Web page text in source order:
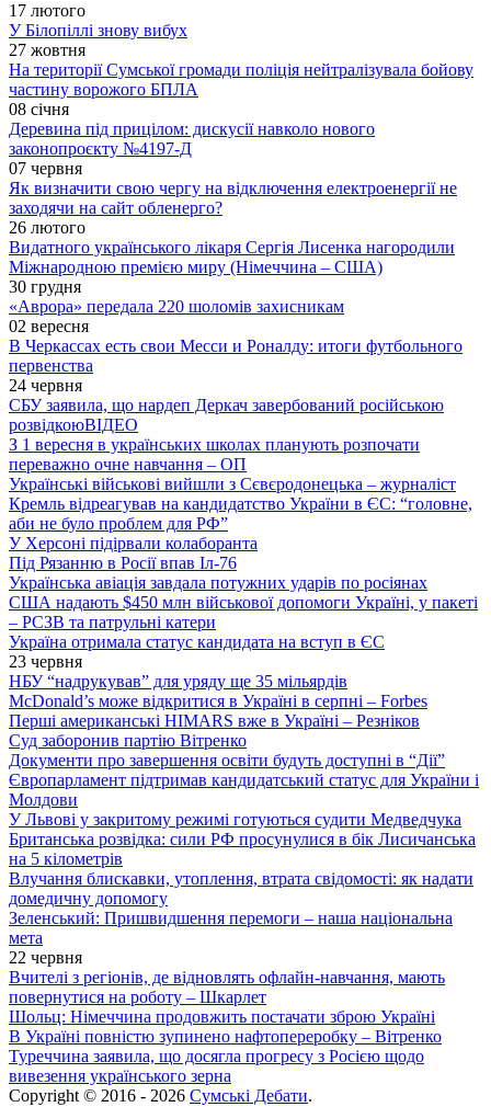
17 лютого
У Білопіллі знову вибух
27 жовтня
На території Сумської громади поліція нейтралізувала бойову
частину ворожого БПЛА
08 січня
Деревина під прицілом: дискусії навколо нового
законопроєкту №4197-Д
07 червня
Як визначити свою чергу на відключення електроенергії не
заходячи на сайт обленерго?
26 лютого
Видатного українського лікаря Сергія Лисенка нагородили
Міжнародною премією миру (Німеччина – США)
30 грудня
«Аврора» передала 220 шоломів захисникам
02 вересня
В Черкассах есть свои Месси и Роналду: итоги футбольного
первенства
24 червня
СБУ заявила, що нардеп Деркач завербований російською
розвідкоюВІДЕО
З 1 вересня в українських школах планують розпочати
переважно очне навчання – ОП
Українські військові вийшли з Сєвєродонецька – журналіст
Кремль відреагував на кандидатство України в ЄС: “головне,
аби не було проблем для РФ”
У Херсоні підірвали колаборанта
Під Рязанню в Росії впав Іл-76
Українська авіація завдала потужних ударів по росіянах
США надають $450 млн військової допомоги Україні, у пакеті
– РСЗВ та патрульні катери
Україна отримала статус кандидата на вступ в ЄС
23 червня
НБУ “надрукував” для уряду ще 35 мільярдів
McDonald’s може відкритися в Україні в серпні – Forbes
Перші американські HIMARS вже в Україні – Резніков
Суд заборонив партію Вітренко
Документи про завершення освіти будуть доступні в “Дії”
Європарламент підтримав кандидатський статус для України і
Молдови
У Львові у закритому режимі готуються судити Медведчука
Британська розвідка: сили РФ просунулися в бік Лисичанська
на 5 кілометрів
Влучання блискавки, утоплення, втрата свідомості: як надати
домедичну допомогу
Зеленський: Пришвидшення перемоги – наша національна
мета
22 червня
Вчителі з регіонів, де відновлять офлайн-навчання, мають
повернутися на роботу – Шкарлет
Шольц: Німеччина продовжить постачати зброю Україні
В Україні повністю зупинено нафтопереробку – Вітренко
Туреччина заявила, що досягла прогресу з Росією щодо
вивезення українського зерна
Copyright © 2016 - 2026 Сумські Дебати.